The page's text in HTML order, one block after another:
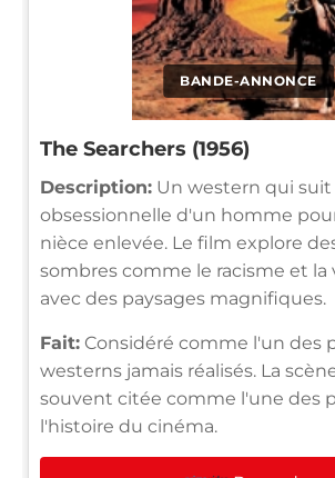
BANDE-ANNONCE
The Searchers (1956)
Description: Un western qui
obsessionnelle d'un homme
nièce enlevée. Le film explore
sombres comme le racisme et la
avec des paysages magnifiques.
Fait: Considéré comme l'un des
westerns jamais réalisés. La
souvent citée comme l'une des
l'histoire du cinéma.